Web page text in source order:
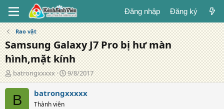
Đăng nhập Đăng ký
Rao vặt
Samsung Galaxy J7 Pro bị hư màn
hình,mặt kính
T
á
c
g
batrongxxxxx
N
g
à
9/8/2017
B batrongxxxxx
Thành viên